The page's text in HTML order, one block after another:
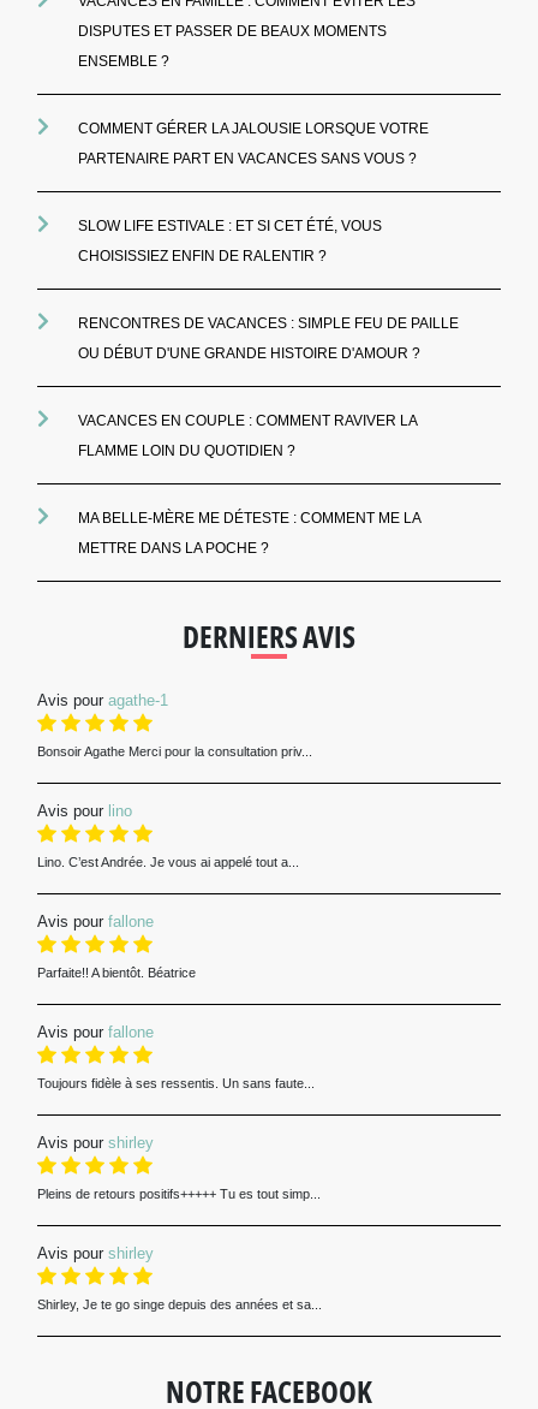
DISPUTES ET PASSER DE BEAUX MOMENTS
ENSEMBLE ?
COMMENT GÉRER LA JALOUSIE LORSQUE VOTRE
PARTENAIRE PART EN VACANCES SANS VOUS ?
SLOW LIFE ESTIVALE : ET SI CET ÉTÉ, VOUS
CHOISISSIEZ ENFIN DE RALENTIR ?
RENCONTRES DE VACANCES : SIMPLE FEU DE PAILLE
OU DÉBUT D'UNE GRANDE HISTOIRE D'AMOUR ?
VACANCES EN COUPLE : COMMENT RAVIVER LA
FLAMME LOIN DU QUOTIDIEN ?
MA BELLE-MÈRE ME DÉTESTE : COMMENT ME LA
METTRE DANS LA POCHE ?
DERNIERS AVIS
Avis pour agathe-1
Bonsoir Agathe Merci pour la consultation priv...
Avis pour lino
Lino. C’est Andrée. Je vous ai appelé tout a...
Avis pour fallone
Parfaite!! A bientôt. Béatrice
Avis pour fallone
Toujours fidèle à ses ressentis. Un sans faute...
Avis pour shirley
Pleins de retours positifs+++++ Tu es tout simp...
Avis pour shirley
Shirley, Je te go singe depuis des années et sa...
NOTRE FACEBOOK